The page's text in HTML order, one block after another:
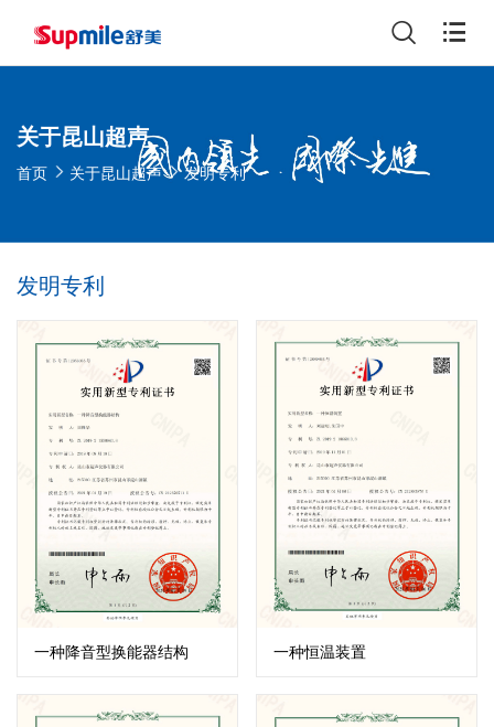
关于昆山超声
首页 关于昆山超声 发明专利
发明专利
一种降音型换能器结构 一种恒温装置